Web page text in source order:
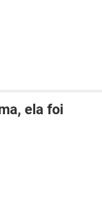
ela foi